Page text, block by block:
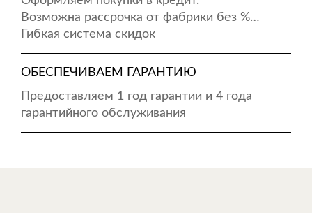
Возможна рассрочка от фабрики без %…
Гибкая система скидок
ОБЕСПЕЧИВАЕМ ГАРАНТИЮ
Предоставляем 1 год гарантии и 4 года
гарантийного обслуживания